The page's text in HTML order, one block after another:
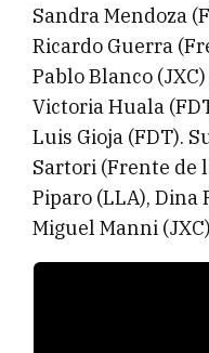
Sandra Mendoza
Ricardo Guerra
Pablo Blanco
Victoria Huala
Luis Gioja (FDT).
Sartori (Frente de
Piparo (LLA), Dina
Miguel Manni